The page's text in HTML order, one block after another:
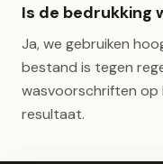
Is de bedrukking
Ja, we gebruiken
bestand is tegen
wasvoorschriften
resultaat.